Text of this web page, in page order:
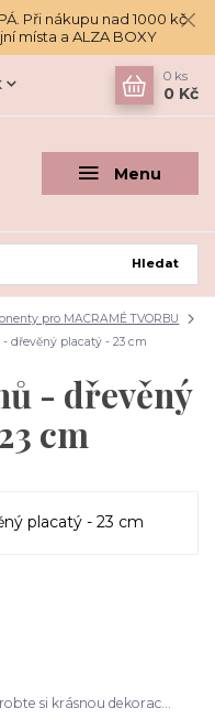
Při nákupu nad 1000 kč
místa a ALZA BOXY
Menu
Hledat
0 ks
0 Kč
pro MACRAMÉ TVORBU
dřevěný placatý - 23 cm
- dřevěný
cm
si krásnou dekorac...